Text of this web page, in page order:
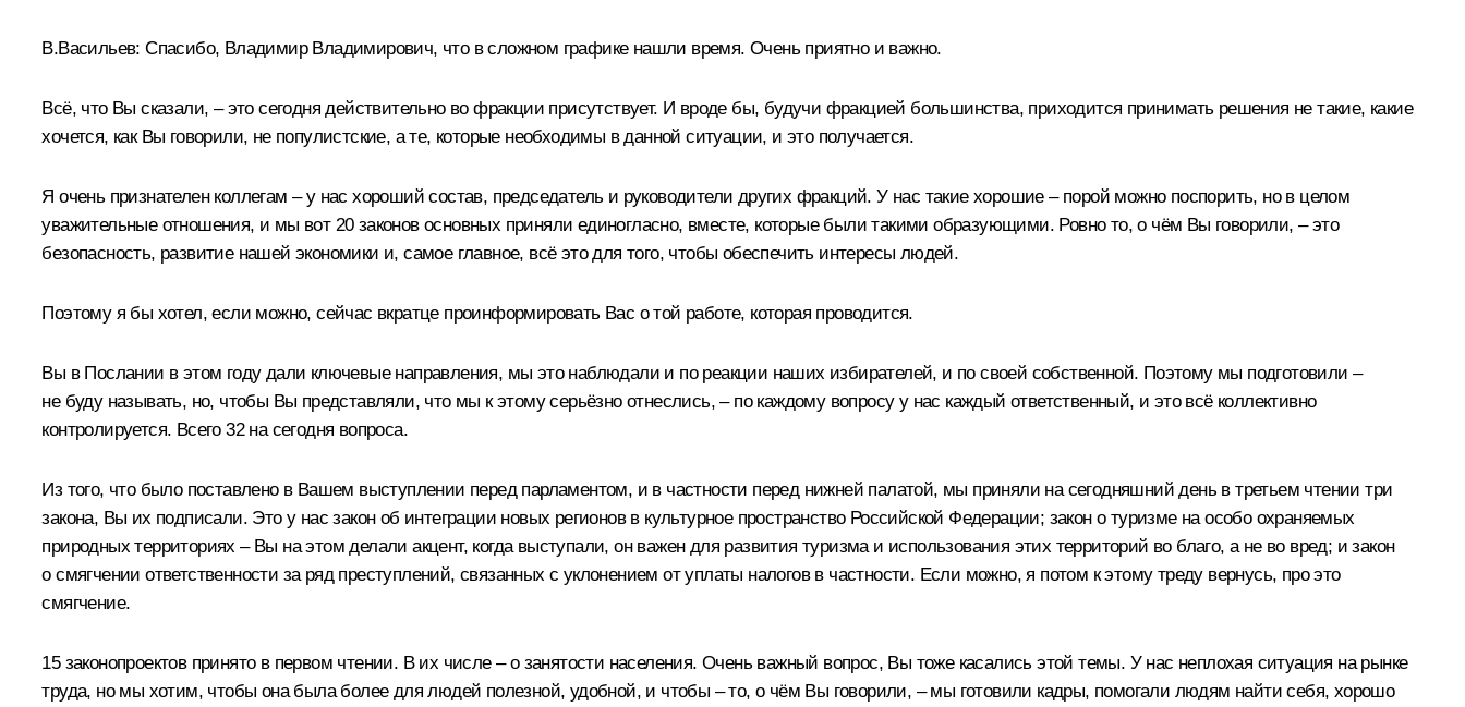
В.Васильев: Спасибо, Владимир Владимирович, что в сложном графике нашли время. Очень приятно и важно.
Всё, что Вы сказали, – это сегодня действительно во фракции присутствует. И вроде бы, будучи фракцией большинства, приходится принимать решения не такие, какие
хочется, как Вы говорили, не популистские, а те, которые необходимы в данной ситуации, и это получается.
Я очень признателен коллегам – у нас хороший состав, председатель и руководители других фракций. У нас такие хорошие – порой можно поспорить, но в целом
уважительные отношения, и мы вот 20 законов основных приняли единогласно, вместе, которые были такими образующими. Ровно то, о чём Вы говорили, – это
безопасность, развитие нашей экономики и, самое главное, всё это для того, чтобы обеспечить интересы людей.
Поэтому я бы хотел, если можно, сейчас вкратце проинформировать Вас о той работе, которая проводится.
Вы в Послании в этом году дали ключевые направления, мы это наблюдали и по реакции наших избирателей, и по своей собственной. Поэтому мы подготовили –
не буду называть, но, чтобы Вы представляли, что мы к этому серьёзно отнеслись, – по каждому вопросу у нас каждый ответственный, и это всё коллективно
контролируется. Всего 32 на сегодня вопроса.
Из того, что было поставлено в Вашем выступлении перед парламентом, и в частности перед нижней палатой, мы приняли на сегодняшний день в третьем чтении три
закона, Вы их подписали. Это у нас закон об интеграции новых регионов в культурное пространство Российской Федерации; закон о туризме на особо охраняемых
природных территориях – Вы на этом делали акцент, когда выступали, он важен для развития туризма и использования этих территорий во благо, а не во вред; и закон
о смягчении ответственности за ряд преступлений, связанных с уклонением от уплаты налогов в частности. Если можно, я потом к этому треду вернусь, про это
смягчение.
15 законопроектов принято в первом чтении. В их числе – о занятости населения. Очень важный вопрос, Вы тоже касались этой темы. У нас неплохая ситуация на рынке
труда, но мы хотим, чтобы она была более для людей полезной, удобной, и чтобы – то, о чём Вы говорили, – мы готовили кадры, помогали людям найти себя, хорошо